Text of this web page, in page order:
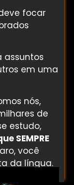
focar
assuntos
em uma
nós,
de
estudo,
SEMPRE
você
da língua.